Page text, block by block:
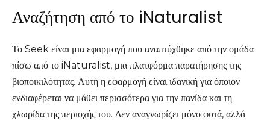
Αναζήτηση από το iNaturalist
Το Seek είναι μια εφαρμογή που αναπτύχθηκε από την ομάδα
πίσω από το iNaturalist, μια πλατφόρμα παρατήρησης της
βιοποικιλότητας. Αυτή η εφαρμογή είναι ιδανική για όποιον
ενδιαφέρεται να μάθει περισσότερα για την πανίδα και τη
χλωρίδα της περιοχής του. Δεν αναγνωρίζει μόνο φυτά, αλλά